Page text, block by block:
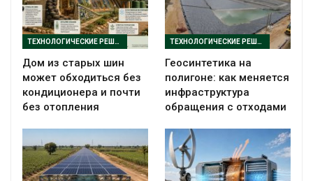
ТЕХНОЛОГИЧЕСКИЕ РЕШЕНИЯ
Дом из старых шин
может обходиться без
кондиционера и почти
без отопления
ТЕХНОЛОГИЧЕСКИЕ РЕШЕНИЯ
Геосинтетика на
полигоне: как меняется
инфраструктура
обращения с отходами